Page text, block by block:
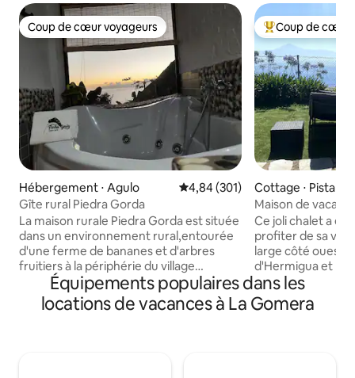
Coup de cœur voyageurs
Coup de cœur voyageurs
Hébergement ⋅ Agulo Évaluation moyenne sur la
4,84 (301)
Gîte rural Piedra Gorda
La maison rurale Piedra Gorda est située
dans un environnement rural,entourée
d'une ferme de bananes et d'arbres
fruitiers à la périphérie du village
d'Agulo,au nord de l'île de la Gomera.
Avec une vue privilégiée sur le Teide et la
mer. À seulement dix minutes à pied de
Coups de cœur
Coup de cœur
Cottage ⋅ Pista
Maison de
magnifique sur
Ce joli chalet a
profiter de sa vue
large côté ouest
d'Hermigua et
d'Agulo, c'est
d'une cuisine
longues, d'une
Équipements populaires dans les
locations de vacances à La Gomera